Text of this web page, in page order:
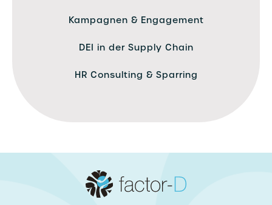
Kampagnen & Engagement
DEI in der Supply Chain
HR Consulting & Sparring